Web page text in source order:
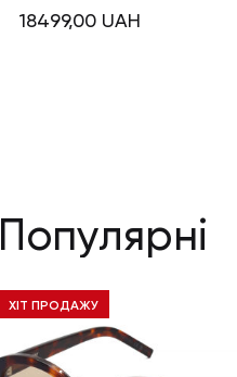
18499,00 UAH
Популярні
ХІТ ПРОДАЖУ